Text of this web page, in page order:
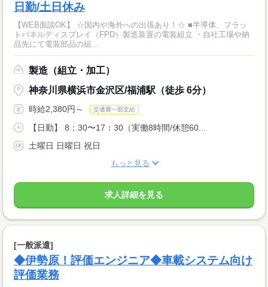
日勤/土日休み
【WEB面談OK】 ☆国内や海外への出張あり！☆ ■半導体、フラッ
トパネルディスプレイ（FPD）製造装置の電装組立 ・自社工場や納
品先にて電装部品の組...
製造（組立・加工）
神奈川県横浜市金沢区/福浦駅（徒歩 6分）
時給2,380円～ 交通費一部支給
【日勤】 8：30〜17：30（実働8時間/休憩60...
土曜日 日曜日 祝日
もっと見る
求人詳細を見る
[一般派遣]
◆伊勢原！評価エンジニア◆車載システム向け
評価業務